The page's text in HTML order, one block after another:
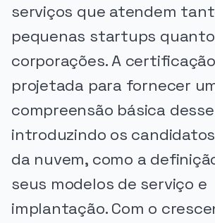
serviços que atendem
pequenas startups
corporações. A
projetada para fornecer
compreensão básica
introduzindo os
da nuvem, como a
seus modelos de serviço e
implantação. Com o